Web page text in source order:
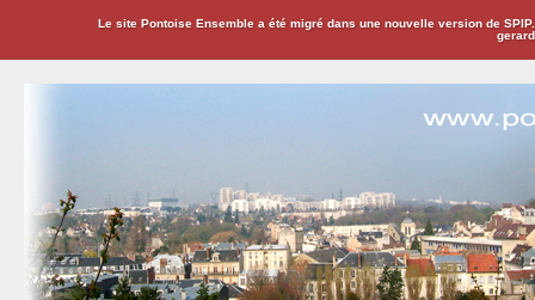
Le site Pontoise Ensemble a été migré dans une nouvelle version de